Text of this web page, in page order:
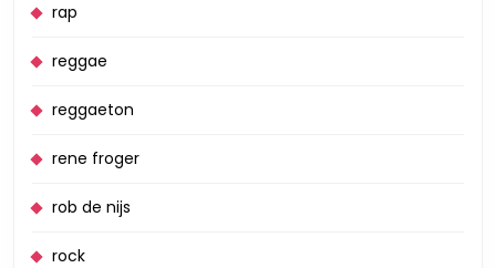
rap
reggae
reggaeton
rene froger
rob de nijs
rock